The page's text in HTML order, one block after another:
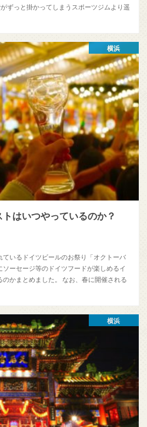
ずっと掛かってしまうスポーツジムより遥
横浜
はいつやっているのか？
いるドイツビールのお祭り「オクトーバ
ーセージ等のドイツフードが楽しめるイ
かまとめました。 なお、春に開催される
横浜